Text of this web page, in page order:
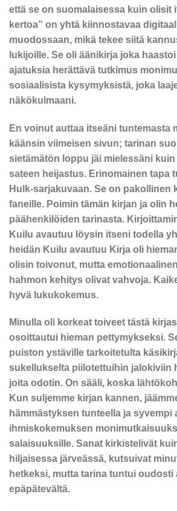
että se on suomalaisessa kuin olisit
kertoa” on yhtä kiinnostavaa
muodossaan, mikä tekee siitä
lukijoille. Se oli äänikirja joka
ajatuksia herättävä tutkimus
sosiaalisista kysymyksistä, joka
näkökulmaani.
En voinut auttaa itseäni tuntemasta
käänsin viimeisen sivun; tarinan
sietämätön loppu jäi mielessäni
sateen heijastus. Erinomainen tapa
Hulk-sarjakuvaan. Se on pakollinen
faneille. Poimin tämän kirjan ja olin
päähenkilöiden tarinasta.
Kuilu avautuu löysin itseni todella
heidän Kuilu avautuu Kirja oli
olisin toivonut, mutta
hahmon kehitys olivat vahvoja.
hyvä lukukokemus.
Minulla oli korkeat toiveet tästä
osoittautui hieman pettymykseksi.
puiston ystäville tarkoitetulta
sukellukselta piilotettuihin jalokiviin
joita odotin. On sääli, koska
Kun suljemme kirjan kannen,
hämmästyksen tunteella ja syvempi
ihmiskokemuksen
salaisuuksille. Sanat kirkistelivät
hiljaisessa järveässä, kutsuivat
hetkeksi, mutta tarina tuntui oudosti
epäpätevältä.